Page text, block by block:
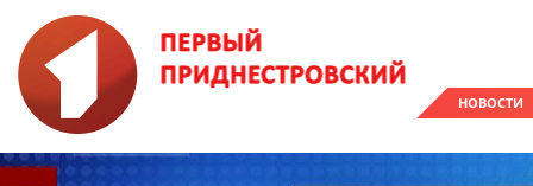
НОВОСТИ